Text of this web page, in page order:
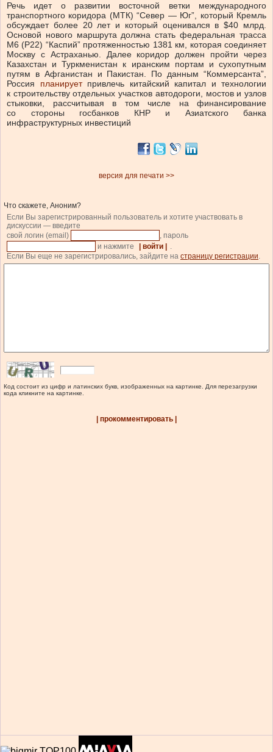
Речь идет о развитии восточной ветки международного
транспортного коридора (МТК) “Север — Юг”, который Кремль
обсуждает более 20 лет и который оценивался в $40 млрд.
Основой нового маршрута должна стать федеральная трасса
М6 (Р22) “Каспий” протяженностью 1381 км, которая соединяет
Москву с Астраханью. Далее коридор должен пройти через
Казахстан и Туркменистан к иранским портам и сухопутным
путям в Афганистан и Пакистан. По данным “Коммерсанта”,
Россия планируетпривлечь китайский капитал и технологии
к строительству отдельных участков автодороги, мостов и узлов
стыковки, рассчитывая в том числе на финансирование
со стороны госбанков КНР и Азиатского банка
инфраструктурных инвестиций
версия для печати >>
Что скажете, Аноним?
Если Вы зарегистрированный пользователь и хотите участвовать в
дискуссии — введите
свой логин (email)
, пароль
и нажмите
| войти |
.
Если Вы еще не зарегистрировались, зайдите на страницу регистрации.
Код состоит из цифр и латинских букв, изображенных на картинке. Для перезагрузки
кода кликните на картинке.
| прокомментировать |